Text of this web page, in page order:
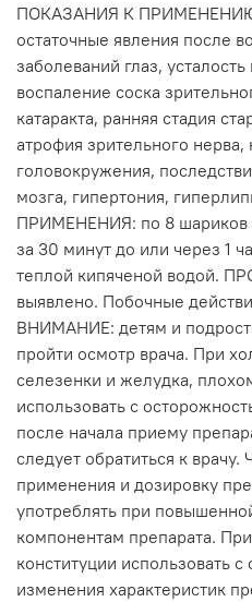
ПОКАЗАНИЯ К ПРИМЕНЕНИЮ:
остаточные явления после
заболеваний глаз,
воспаление соска
катаракта, ранняя стадия
атрофия зрительного нерва,
головокружения,
мозга, гипертония,
ПРИМЕНЕНИЯ: по 8 шариков
за 30 минут до или через 1
теплой кипяченой водой.
выявлено. Побочные
ВНИМАНИЕ: детям и
пройти осмотр врача. При
селезенки и желудка,
использовать с
после начала приему
следует обратиться к
применения и дозировку
употреблять при
компонентам препарата.
конституции использовать
изменения характеристик